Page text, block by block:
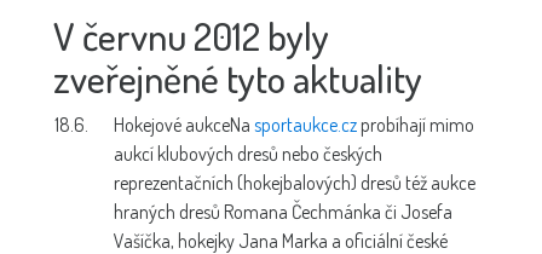
V červnu 2012 byly
zveřejněné tyto aktuality
18.6. Hokejové aukceNa sportaukce.cz probíhají mimo
aukcí klubových dresů nebo českých
reprezentačních (hokejbalových) dresů též aukce
hraných dresů Romana Čechmánka či Josefa
Vašíčka, hokejky Jana Marka a oficiální české